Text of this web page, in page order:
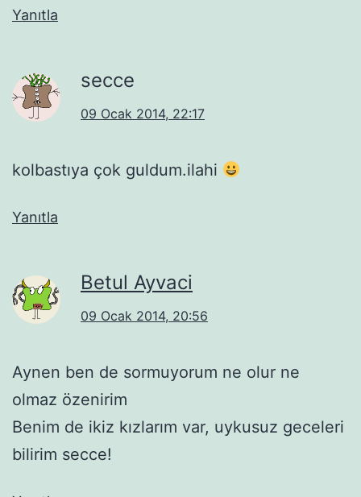
Yanıtla
secce
09 Ocak 2014, 22:17
kolbastıya çok guldum.ilahi
Yanıtla
Betul Ayvaci
09 Ocak 2014, 20:56
Aynen ben de sormuyorum ne olur ne
olmaz özenirim
Benim de ikiz kızlarım var, uykusuz geceleri
bilirim secce!